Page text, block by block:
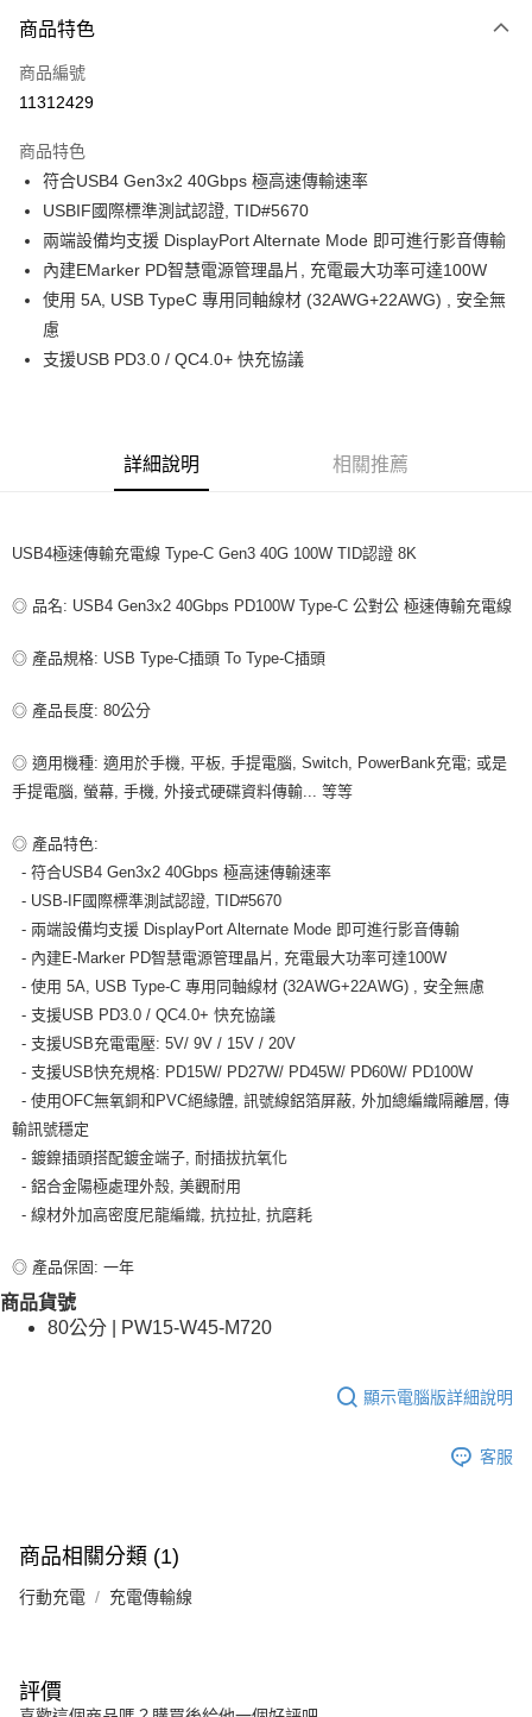
信用卡一次付款
超商取貨付款
Apple Pay
街口支付
悠遊付
ATM付款
運送方式
7-11取貨付款
每筆NT$80，滿NT$599(含以上)免運費
宅配
商品特色
商品編號
11312429
商品特色
符合USB4 Gen3x2 40Gbps 極高速傳輸速率
USBIF國際標準測試認證, TID#5670
兩端設備均支援 DisplayPort Alternate Mode 即可進行影音傳輸
內建EMarker PD智慧電源管理晶片, 充電最大功率可達100W
使用 5A, USB TypeC 專用同軸線材 (32AWG+22AWG) , 安全無
慮
支援USB PD3.0 / QC4.0+ 快充協議
詳細說明 相關推薦
USB4極速傳輸充電線 Type-C Gen3 40G 100W TID認證 8K
◎ 品名: USB4 Gen3x2 40Gbps PD100W Type-C 公對公 極速傳輸充電線
◎ 產品規格: USB Type-C插頭 To Type-C插頭
◎ 產品長度: 80公分
◎ 適用機種: 適用於手機, 平板, 手提電腦, Switch, PowerBank充電; 或是
手提電腦, 螢幕, 手機, 外接式硬碟資料傳輸... 等等
◎ 產品特色:
- 符合USB4 Gen3x2 40Gbps 極高速傳輸速率
- USB-IF國際標準測試認證, TID#5670
- 兩端設備均支援 DisplayPort Alternate Mode 即可進行影音傳輸
- 內建E-Marker PD智慧電源管理晶片, 充電最大功率可達100W
- 使用 5A, USB Type-C 專用同軸線材 (32AWG+22AWG) , 安全無慮
- 支援USB PD3.0 / QC4.0+ 快充協議
- 支援USB充電電壓: 5V/ 9V / 15V / 20V
- 支援USB快充規格: PD15W/ PD27W/ PD45W/ PD60W/ PD100W
- 使用OFC無氧銅和PVC絕緣體, 訊號線鋁箔屏蔽, 外加總編織隔離層, 傳
輸訊號穩定
- 鍍鎳插頭搭配鍍金端子, 耐插拔抗氧化
- 鋁合金陽極處理外殼, 美觀耐用
- 線材外加高密度尼龍編織, 抗拉扯, 抗磨耗
◎ 產品保固: 一年
商品貨號
80公分 | PW15-W45-M720
顯示電腦版詳細說明
客服
商品相關分類 (1)
行動充電 充電傳輸線
評價